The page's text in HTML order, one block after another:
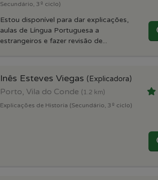
Secundário, 3º ciclo)
Estou disponível para dar explicações,
aulas de Língua Portuguesa a
estrangeiros e fazer revisão de...
Inês Esteves Viegas (Explicadora)
Porto, Vila do Conde (1.2 km)
Explicações de Historia (Secundário, 3º ciclo)